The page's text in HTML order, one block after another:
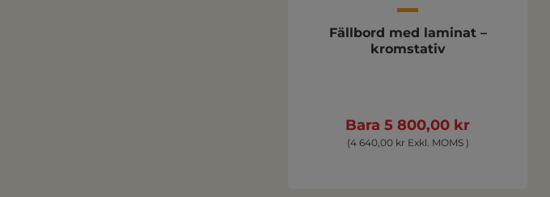
Fällbord med laminat –
kromstativ
Bara 5 800,00 kr
(4 640,00 kr Exkl. MOMS )